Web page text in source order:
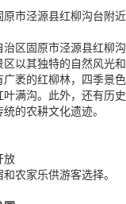
市泾源县红柳沟台附
治区固原市泾源县红柳
区以其独特的自然风光
袤的红柳林，四季景
满沟。此外，还有历史
的农耕文化遗迹。
放
农家乐供游客选择。